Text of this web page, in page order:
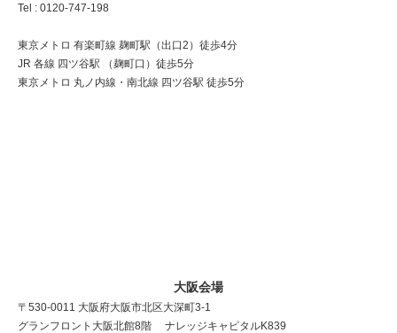
Tel : 0120-747-198
東京メトロ 有楽町線 麹町駅（出口2）徒歩4分
JR 各線 四ツ谷駅 （麹町口）徒歩5分
東京メトロ 丸ノ内線・南北線 四ツ谷駅 徒歩5分
大阪会場
〒530-0011 大阪府大阪市北区大深町3-1
グランフロント大阪北館8階 ナレッジキャピタルK839